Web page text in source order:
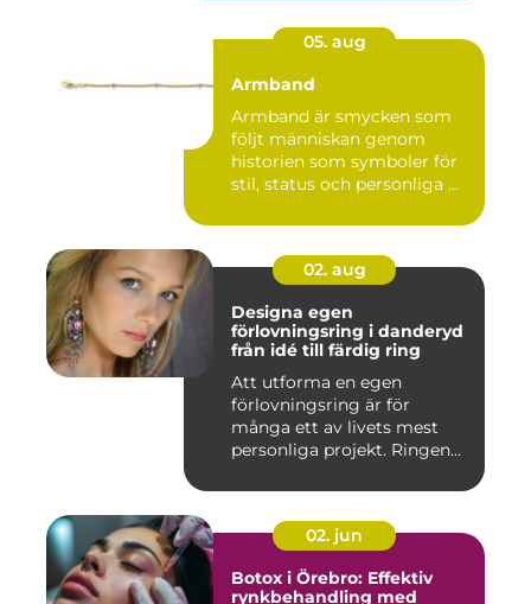
05. aug
Armband
Armband är smycken som
följt människan genom
historien som symboler för
stil, status och personliga ...
02. aug
Designa egen
förlovningsring i danderyd
från idé till färdig ring
Att utforma en egen
förlovningsring är för
många ett av livets mest
personliga projekt. Ringen
02. jun
Botox i Örebro: Effektiv
rynkbehandling med